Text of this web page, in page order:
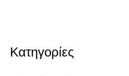
Κατηγορίες